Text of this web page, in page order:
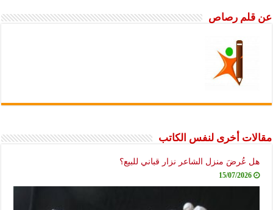
عن قلم رصاص
مقالات أخرى لنفس الكاتب
هل عُرضَ منزل الشاعر نزار قباني للبيع؟
15/07/2026